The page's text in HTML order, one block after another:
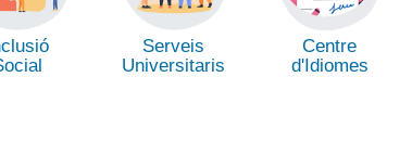
Serveis
Universitaris
Centre
d'Idiomes